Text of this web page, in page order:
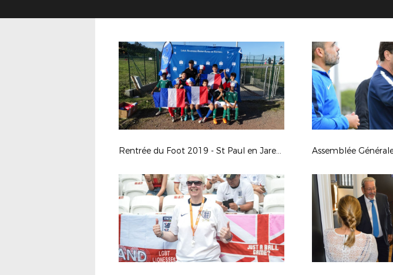
Rentrée du Foot 2019 - St Paul en Jarez (42)